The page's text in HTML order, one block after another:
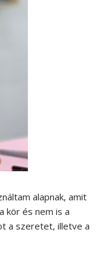
alapnak, amit
kör és nem is a
a szeretet, illetve a